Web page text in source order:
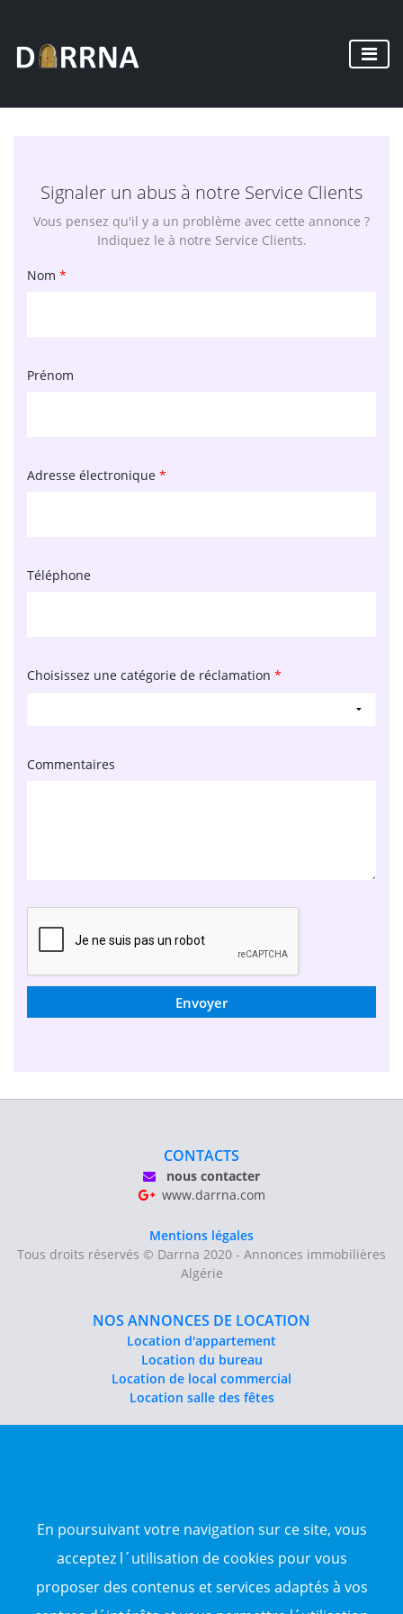
Signaler un abus à notre Service Clients
Vous pensez qu'il y a un problème avec cette annonce ?
Indiquez le à notre Service Clients.
Nom *
Prénom
Adresse électronique *
Téléphone
Choisissez une catégorie de réclamation *
Commentaires
Envoyer
En poursuivant votre navigation sur ce site, vous
acceptez l´utilisation de cookies pour vous
proposer des contenus et services adaptés à vos
CONTACTS
nous contacter
www.darrna.com
Mentions légales
Tous droits réservés © Darrna 2020 - Annonces immobilières
Algérie
NOS ANNONCES DE LOCATION
Location d'appartement
Location du bureau
Location de local commercial
Location salle des fêtes
Sitemap
TOP WILAYA
Annonce à 16-Alger
Annonce à 23-Annaba